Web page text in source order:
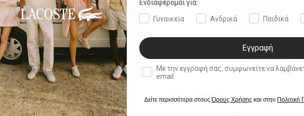
35% OFF 35% OFF
Ενδιαφέρομαι για:
Γυναικεία Ανδρικά Παιδικά
Εγγραφή
double opt in
Με την εγγραφή σας, συμφωνείτε να λαμβάνετε
email.
Δείτε περισσότερα στουςΌρους Χρήσης και στην